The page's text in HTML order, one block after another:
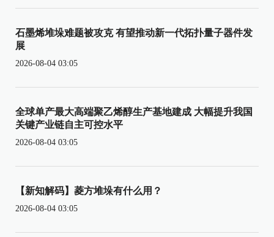
石墨烯堆垛难题被攻克 有望推动新一代拓扑量子器件发
展
2026-08-04 03:05
全球单产最大高端聚乙烯醇生产基地建成 大幅提升我国
关键产业链自主可控水平
2026-08-04 03:05
【新知解码】菱方堆垛有什么用？
2026-08-04 03:05